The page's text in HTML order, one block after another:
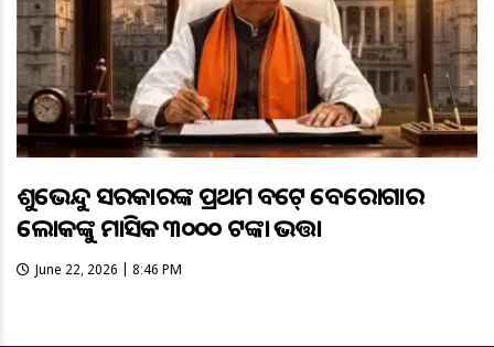
ଶୁଭେନ୍ଦୁ ସରକାରଙ୍କ ପ୍ରଥମ ବଜେଟ୍ ବେରୋଜଗାର
ଲୋକଙ୍କୁ ମାସିକ ୩୦୦୦ ଟଙ୍କା ଭତ୍ତା
June 22, 2026 | 8:46 PM